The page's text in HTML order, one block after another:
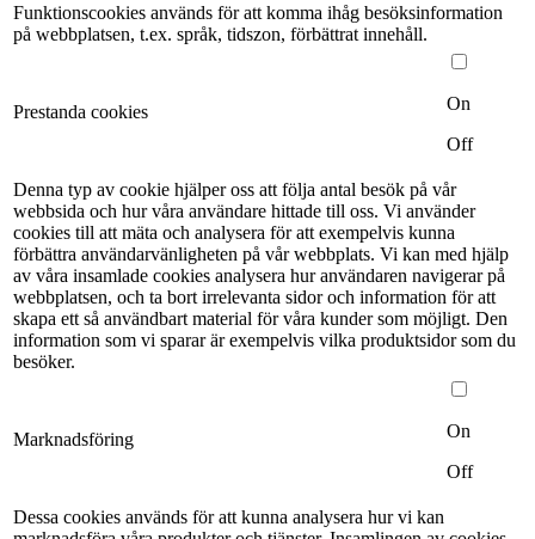
Funktionscookies används för att komma ihåg besöksinformation
på webbplatsen, t.ex. språk, tidszon, förbättrat innehåll.
Prestanda cookies
On
Off
Denna typ av cookie hjälper oss att följa antal besök på vår
webbsida och hur våra användare hittade till oss. Vi använder
cookies till att mäta och analysera för att exempelvis kunna
förbättra användarvänligheten på vår webbplats. Vi kan med hjälp
av våra insamlade cookies analysera hur användaren navigerar på
webbplatsen, och ta bort irrelevanta sidor och information för att
skapa ett så användbart material för våra kunder som möjligt. Den
information som vi sparar är exempelvis vilka produktsidor som du
besöker.
Marknadsföring
On
Off
Dessa cookies används för att kunna analysera hur vi kan